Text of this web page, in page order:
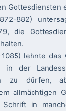
Gottesdiensten
882)
die
lehnte das
in der
zu dürfen,
allmächtigen
in